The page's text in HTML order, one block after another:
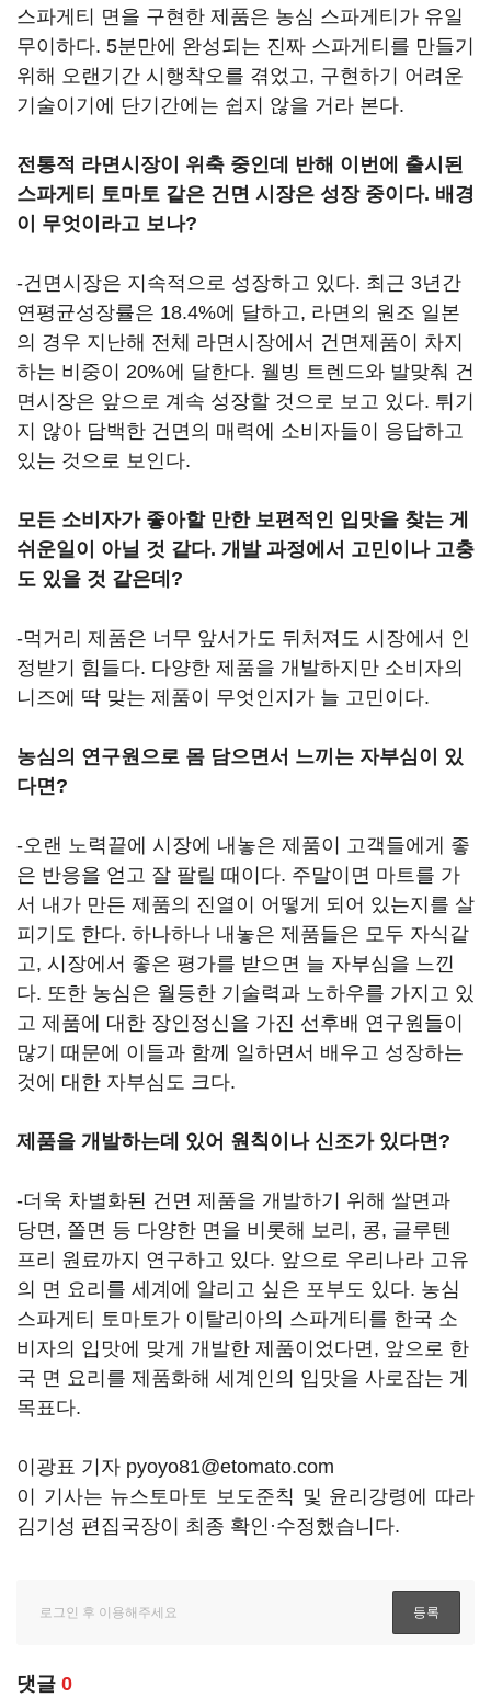
스파게티 면을 구현한 제품은 농심 스파게티가 유일
무이하다. 5분만에 완성되는 진짜 스파게티를 만들기
위해 오랜기간 시행착오를 겪었고, 구현하기 어려운
기술이기에 단기간에는 쉽지 않을 거라 본다.
전통적 라면시장이 위축 중인데 반해 이번에 출시된
스파게티 토마토 같은 건면 시장은 성장 중이다. 배경
이 무엇이라고 보나?
-건면시장은 지속적으로 성장하고 있다. 최근 3년간
연평균성장률은 18.4%에 달하고, 라면의 원조 일본
의 경우 지난해 전체 라면시장에서 건면제품이 차지
하는 비중이 20%에 달한다. 웰빙 트렌드와 발맞춰 건
면시장은 앞으로 계속 성장할 것으로 보고 있다. 튀기
지 않아 담백한 건면의 매력에 소비자들이 응답하고
있는 것으로 보인다.
모든 소비자가 좋아할 만한 보편적인 입맛을 찾는 게
쉬운일이 아닐 것 같다. 개발 과정에서 고민이나 고충
도 있을 것 같은데?
-먹거리 제품은 너무 앞서가도 뒤처져도 시장에서 인
정받기 힘들다. 다양한 제품을 개발하지만 소비자의
니즈에 딱 맞는 제품이 무엇인지가 늘 고민이다.
농심의 연구원으로 몸 담으면서 느끼는 자부심이 있
다면?
-오랜 노력끝에 시장에 내놓은 제품이 고객들에게 좋
은 반응을 얻고 잘 팔릴 때이다. 주말이면 마트를 가
서 내가 만든 제품의 진열이 어떻게 되어 있는지를 살
피기도 한다. 하나하나 내놓은 제품들은 모두 자식같
고, 시장에서 좋은 평가를 받으면 늘 자부심을 느낀
다. 또한 농심은 월등한 기술력과 노하우를 가지고 있
고 제품에 대한 장인정신을 가진 선후배 연구원들이
많기 때문에 이들과 함께 일하면서 배우고 성장하는
것에 대한 자부심도 크다.
제품을 개발하는데 있어 원칙이나 신조가 있다면?
-더욱 차별화된 건면 제품을 개발하기 위해 쌀면과
당면, 쫄면 등 다양한 면을 비롯해 보리, 콩, 글루텐
프리 원료까지 연구하고 있다. 앞으로 우리나라 고유
의 면 요리를 세계에 알리고 싶은 포부도 있다. 농심
스파게티 토마토가 이탈리아의 스파게티를 한국 소
비자의 입맛에 맞게 개발한 제품이었다면, 앞으로 한
국 면 요리를 제품화해 세계인의 입맛을 사로잡는 게
목표다.
이광표 기자 pyoyo81@etomato.com
이 기사는 뉴스토마토 보도준칙 및 윤리강령에 따라
김기성 편집국장이 최종 확인·수정했습니다.
댓글 0